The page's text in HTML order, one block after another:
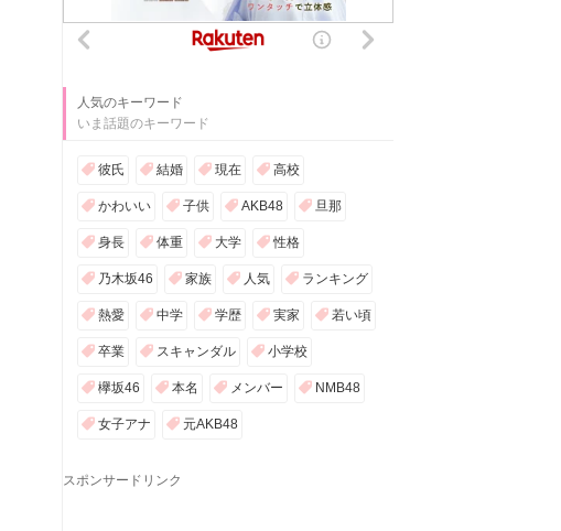
人気のキーワード
いま話題のキーワード
彼氏 結婚 現在 高校
かわいい 子供 AKB48 旦那
身長 体重 大学 性格
乃木坂46 家族 人気 ランキング
熱愛 中学 学歴 実家 若い頃
卒業 スキャンダル 小学校
欅坂46 本名 メンバー NMB48
女子アナ 元AKB48
スポンサードリンク